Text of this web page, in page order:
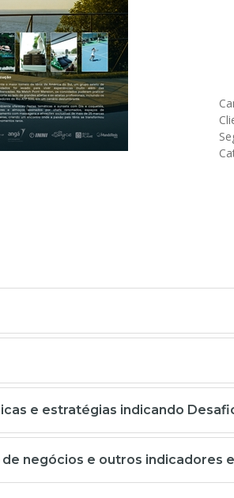
e estratégias indicando
negócios e outros indicadores